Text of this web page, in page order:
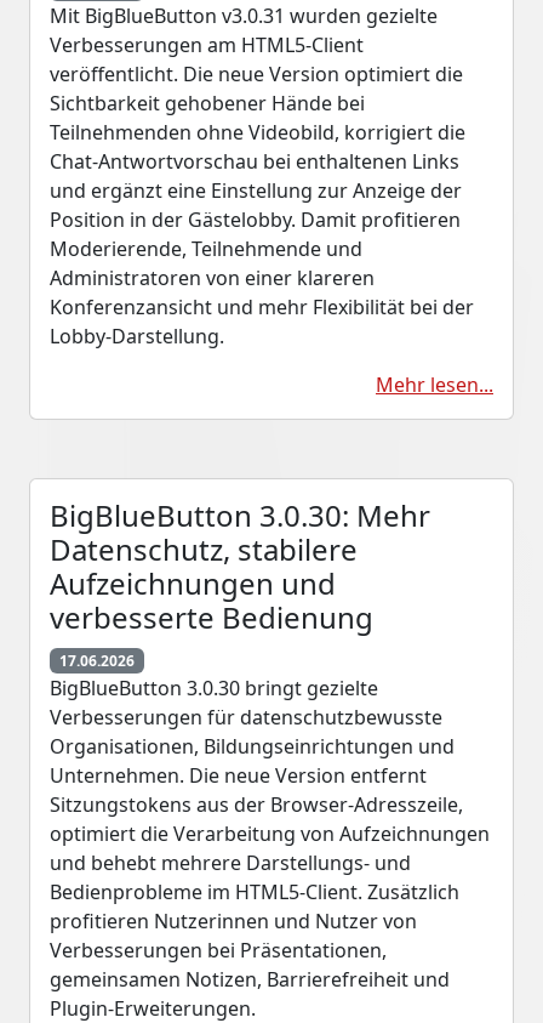
Mit BigBlueButton v3.0.31 wurden gezielte
Verbesserungen am HTML5-Client
veröffentlicht. Die neue Version optimiert die
Sichtbarkeit gehobener Hände bei
Teilnehmenden ohne Videobild, korrigiert die
Chat-Antwortvorschau bei enthaltenen Links
und ergänzt eine Einstellung zur Anzeige der
Position in der Gästelobby. Damit profitieren
Moderierende, Teilnehmende und
Administratoren von einer klareren
Konferenzansicht und mehr Flexibilität bei der
Lobby-Darstellung.
Mehr lesen...
BigBlueButton 3.0.30: Mehr
Datenschutz, stabilere
Aufzeichnungen und
verbesserte Bedienung
17.06.2026
BigBlueButton 3.0.30 bringt gezielte
Verbesserungen für datenschutzbewusste
Organisationen, Bildungseinrichtungen und
Unternehmen. Die neue Version entfernt
Sitzungstokens aus der Browser-Adresszeile,
optimiert die Verarbeitung von Aufzeichnungen
und behebt mehrere Darstellungs- und
Bedienprobleme im HTML5-Client. Zusätzlich
profitieren Nutzerinnen und Nutzer von
Verbesserungen bei Präsentationen,
gemeinsamen Notizen, Barrierefreiheit und
Plugin-Erweiterungen.